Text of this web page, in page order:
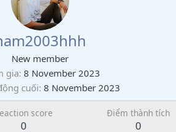
New member
gia 8 November 2023
cuối 8 November 2023
score
0
Điểm thành tích
0